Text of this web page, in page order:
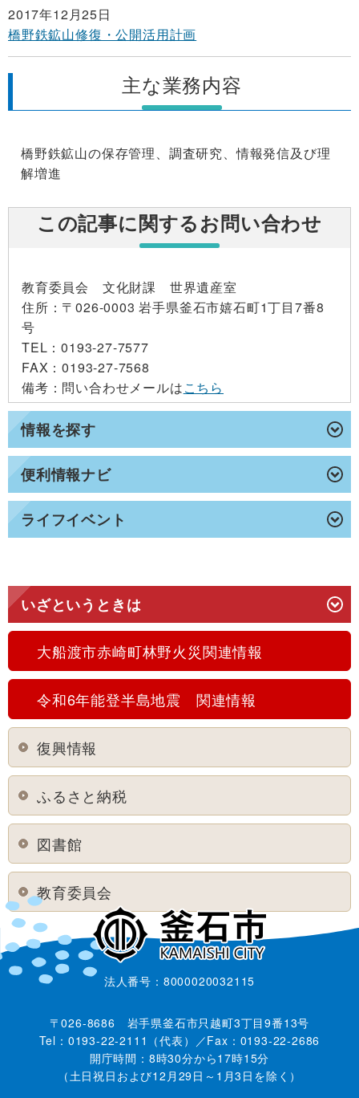
情報を探す
便利情報ナビ
ライフイベント
2017年12月25日
橋野鉄鉱山修復・公開活用計画
主な業務内容
橋野鉄鉱山の保存管理、調査研究、情報発信及び理
解増進
この記事に関するお問い合わせ
教育委員会 文化財課 世界遺産室
住所：〒026-0003 岩手県釜石市嬉石町1丁目7番8
号
TEL：0193-27-7577
FAX：0193-27-7568
備考：問い合わせメールはこちら
いざというときは
大船渡市赤崎町林野火災関連情報
令和6年能登半島地震 関連情報
復興情報
ふるさと納税
図書館
教育委員会
法人番号：8000020032115
〒026-8686 岩手県釜石市只越町3丁目9番13号
Tel：0193-22-2111（代表）／Fax：0193-22-2686
開庁時間：8時30分から17時15分
（土日祝日および12月29日～1月3日を除く）